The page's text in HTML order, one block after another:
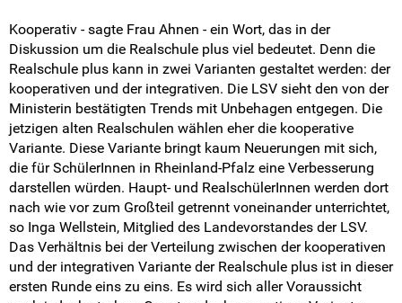
Kooperativ - sagte Frau Ahnen - ein Wort, das in der
Diskussion um die Realschule plus viel bedeutet. Denn die
Realschule plus kann in zwei Varianten gestaltet werden: der
kooperativen und der integrativen. Die LSV sieht den von der
Ministerin bestätigten Trends mit Unbehagen entgegen. Die
jetzigen alten Realschulen wählen eher die kooperative
Variante. Diese Variante bringt kaum Neuerungen mit sich,
die für SchülerInnen in Rheinland-Pfalz eine Verbesserung
darstellen würden. Haupt- und RealschülerInnen werden dort
nach wie vor zum Großteil getrennt voneinander unterrichtet,
so Inga Wellstein, Mitglied des Landevorstandes der LSV.
Das Verhältnis bei der Verteilung zwischen der kooperativen
und der integrativen Variante der Realschule plus ist in dieser
ersten Runde eins zu eins. Es wird sich aller Voraussicht